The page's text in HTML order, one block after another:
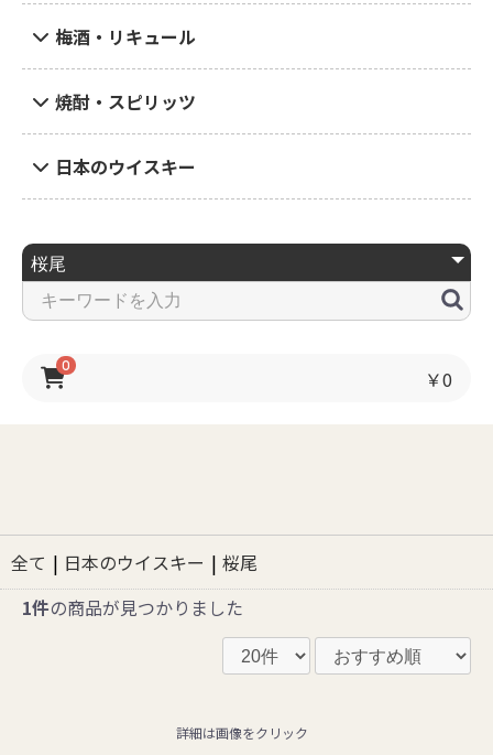
梅酒・リキュール
焼酎・スピリッツ
日本のウイスキー
0
￥0
全て | 日本のウイスキー | 桜尾
1件の商品が見つかりました
詳細は画像をクリック